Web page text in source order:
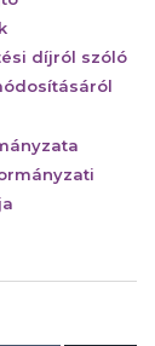
díjról szóló